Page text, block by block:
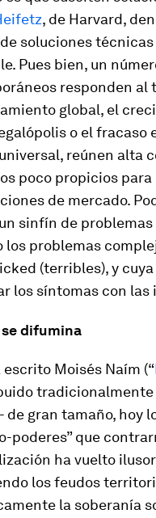
, de Harvard,
soluciones
Pues bien, un
responden al
global, el
o el fracaso
reúnen alta
poco propicios
de mercado.
sinfín de
los problemas
(terribles), y
los síntomas con
difumina
escrito Moisés Naím (“
de gran tamaño, hoy
poderes” que
ha vuelto
los feudos
la soberanía